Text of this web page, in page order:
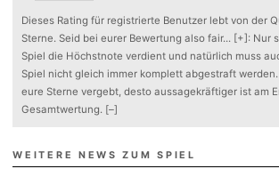
Dieses Rating für registrierte Benutzer lebt von der
Sterne. Seid bei eurer Bewertung also fair... [+] : Nur
Spiel die Höchstnote verdient und natürlich muss
Spiel nicht gleich immer komplett abgestraft
eure Sterne vergebt, desto aussagekräftiger ist am
Gesamtwertung. [–]
WEITERE NEWS ZUM SPIEL